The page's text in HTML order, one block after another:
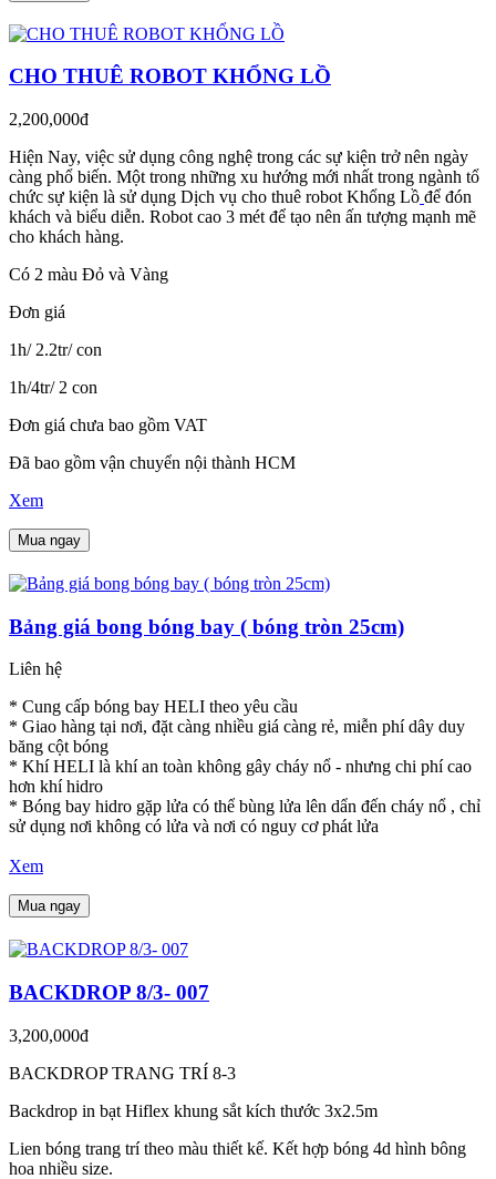
CHO THUÊ ROBOT KHỔNG LỒ
2,200,000đ
Hiện Nay, việc sử dụng công nghệ trong các sự kiện trở nên ngày
càng phổ biến. Một trong những xu hướng mới nhất trong ngành tổ
chức sự kiện là sử dụng Dịch vụ cho thuê robot Khổng Lồ để đón
khách và biểu diễn. Robot cao 3 mét để tạo nên ấn tượng mạnh mẽ
cho khách hàng.
Có 2 màu Đỏ và Vàng
Đơn giá
1h/ 2.2tr/ con
1h/4tr/ 2 con
Đơn giá chưa bao gồm VAT
Đã bao gồm vận chuyển nội thành HCM
Xem
Mua ngay
Bảng giá bong bóng bay ( bóng tròn 25cm)
Liên hệ
* Cung cấp bóng bay HELI theo yêu cầu
* Giao hàng tại nơi, đặt càng nhiều giá càng rẻ, miễn phí dây duy
băng cột bóng
* Khí HELI là khí an toàn không gây cháy nổ - nhưng chi phí cao
hơn khí hidro
* Bóng bay hidro gặp lửa có thể bùng lửa lên dẩn đến cháy nổ , chỉ
sử dụng nơi không có lửa và nơi có nguy cơ phát lửa
Xem
Mua ngay
BACKDROP 8/3- 007
3,200,000đ
BACKDROP TRANG TRÍ 8-3
Backdrop in bạt Hiflex khung sắt kích thước 3x2.5m
Lien bóng trang trí theo màu thiết kế. Kết hợp bóng 4d hình bông
hoa nhiều size.